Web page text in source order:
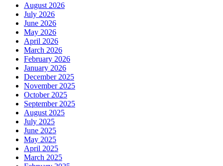
August 2026
July 2026
June 2026
May 2026
April 2026
March 2026
February 2026
January 2026
December 2025
November 2025
October 2025
September 2025
August 2025
July 2025
June 2025
May 2025
April 2025
March 2025